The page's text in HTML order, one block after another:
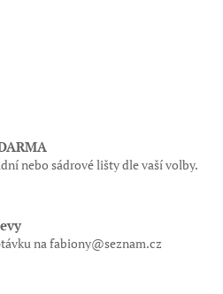
nebo sádrové lišty dle vaší volby.
na fabiony@seznam.cz